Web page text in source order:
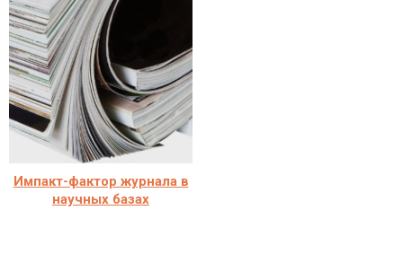
Импакт-фактор журнала в
научных базах